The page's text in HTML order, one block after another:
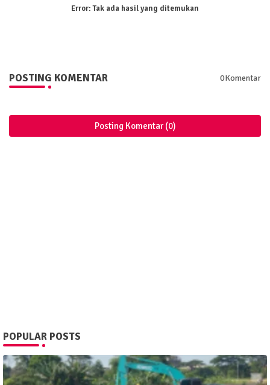
Error:Tak ada hasil yang ditemukan
POSTING KOMENTAR 0Komentar
Posting Komentar (0)
POPULAR POSTS